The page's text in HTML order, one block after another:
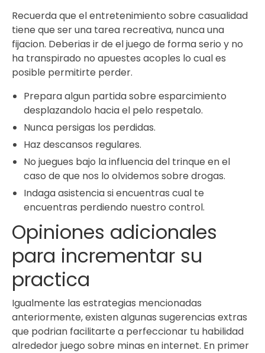
Recuerda que el entretenimiento sobre casualidad
tiene que ser una tarea recreativa, nunca una
fijacion. Deberias ir de el juego de forma serio y no
ha transpirado no apuestes acoples lo cual es
posible permitirte perder.
Prepara algun partida sobre esparcimiento
desplazandolo hacia el pelo respetalo.
Nunca persigas los perdidas.
Haz descansos regulares.
No juegues bajo la influencia del trinque en el
caso de que nos lo olvidemos sobre drogas.
Indaga asistencia si encuentras cual te
encuentras perdiendo nuestro control.
Opiniones adicionales
para incrementar su
practica
Igualmente las estrategias mencionadas
anteriormente, existen algunas sugerencias extras
que podrian facilitarte a perfeccionar tu habilidad
alrededor juego sobre minas en internet. En primer